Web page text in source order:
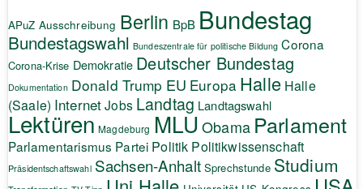
APuZ Ausschreibung Berlin BpB Bundestag
Bundestagswahl Bundeszentrale für politische Bildung Corona
Corona-Krise Demokratie Deutscher Bundestag
Dokumentation Donald Trump EU Europa Halle Halle
(Saale) InternetJobs Landtag Landtagswahl
Lektüren Magdeburg MLU Obama Parlament
Parlamentarismus Partei Politik Politikwissenschaft
Präsidentschaftswahl Sachsen-Anhalt Sprechstunde Studium